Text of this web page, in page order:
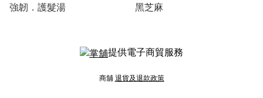
強韌．護髮湯 黑芝麻
提供電子商貿服務
商舖 退貨及退款政策